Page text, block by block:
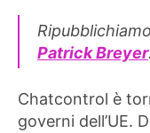
Patrick Breyer.
Chatcontrol è
governi dell’UE.